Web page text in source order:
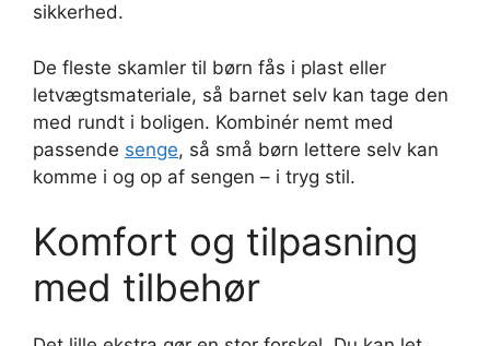
sikkerhed.
De fleste skamler til børn fås i plast eller
letvægtsmateriale, så barnet selv kan tage den
med rundt i boligen. Kombinér nemt med
passende senge, så små børn lettere selv kan
komme i og op af sengen – i tryg stil.
Komfort og tilpasning
med tilbehør